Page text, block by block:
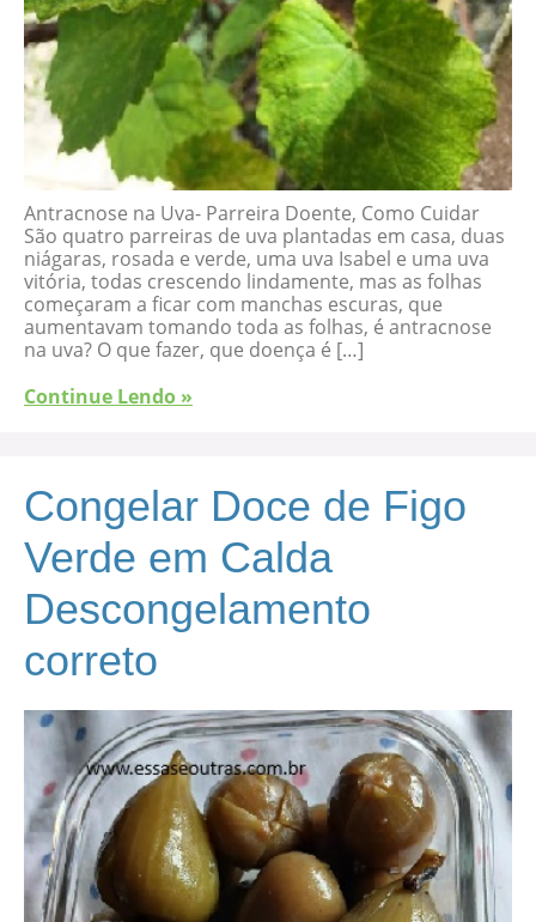
Antracnose na Uva- Parreira Doente, Como Cuidar
São quatro parreiras de uva plantadas em casa, duas
niágaras, rosada e verde, uma uva Isabel e uma uva
vitória, todas crescendo lindamente, mas as folhas
começaram a ficar com manchas escuras, que
aumentavam tomando toda as folhas, é antracnose
na uva? O que fazer, que doença é […]
Continue Lendo »
Congelar Doce de Figo
Verde em Calda
Descongelamento
correto